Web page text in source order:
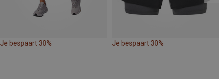
Je bespaart 30% Je bespaart 30%